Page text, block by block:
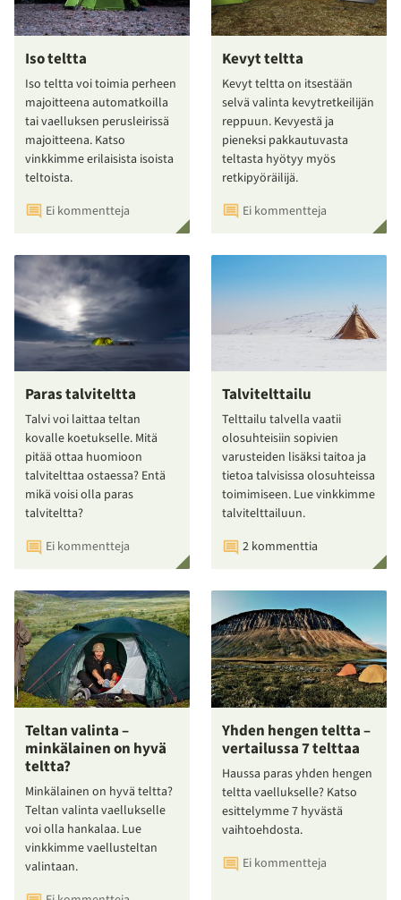
Iso teltta
Iso teltta voi toimia perheen
majoitteena automatkoilla
tai vaelluksen perusleirissä
majoitteena. Katso
vinkkimme erilaisista isoista
teltoista.
Ei kommentteja
Kevyt teltta
Kevyt teltta on itsestään
selvä valinta kevytretkeilijän
reppuun. Kevyestä ja
pieneksi pakkautuvasta
teltasta hyötyy myös
retkipyöräilijä.
Ei kommentteja
Paras talviteltta
Talvi voi laittaa teltan
kovalle koetukselle. Mitä
pitää ottaa huomioon
talvitelttaa ostaessa? Entä
mikä voisi olla paras
talviteltta?
Ei kommentteja
Talvitelttailu
Telttailu talvella vaatii
olosuhteisiin sopivien
varusteiden lisäksi taitoa ja
tietoa talvisissa olosuhteissa
toimimiseen. Lue vinkkimme
talvitelttailuun.
2 kommenttia
Teltan valinta –
minkälainen on hyvä
teltta?
Minkälainen on hyvä teltta?
Teltan valinta vaellukselle
voi olla hankalaa. Lue
vinkkimme vaellusteltan
valintaan.
Yhden hengen teltta –
vertailussa 7 telttaa
Haussa paras yhden hengen
teltta vaellukselle? Katso
esittelymme 7 hyvästä
vaihtoehdosta.
Ei kommentteja